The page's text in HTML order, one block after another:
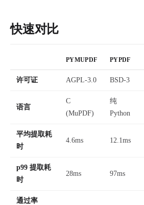
快速对比
PYMUPDF PYPDF
许可证 AGPL-3.0 BSD-3
语言
C
(MuPDF)
纯
Python
平均提取耗
时
4.6ms 12.1ms
p99 提取耗
时
28ms 97ms
通过率